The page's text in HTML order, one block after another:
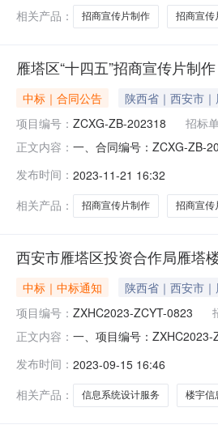
相关产品：
招商宣传片制作 招商宣传
雁塔区“十四五”招商宣传片制作
中标｜合同公告 陕西省｜西安市
项目编号： ZCXG-ZB-202318 招标
正文内容： 一、合同编号：ZCXG-ZB-
三环东段2699号海德堡
发布时间： 2023-11-21 16:32
相关产品：
招商宣传片制作 招商宣传
西安市雁塔区投资合作局雁塔
中标｜中标通知 陕西省｜西安市
项目编号： ZXHC2023-ZCYT-0823
正文内容： 一、项目编号：
（上海）有限公司）品目号
（一年
发布时间： 2023-09-15 16:46
相关产品：
信息系统设计服务 楼宇信